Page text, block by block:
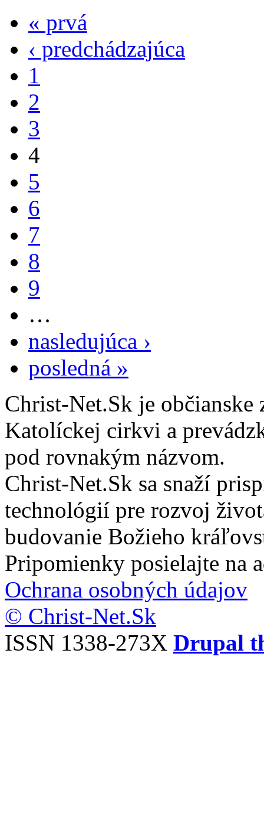
« prvá
‹ predchádzajúca
1
2
3
4
5
6
7
8
9
…
nasledujúca ›
posledná »
Christ-Net.Sk je
Katolíckej cirkvi a
pod rovnakým názvom.
Christ-Net.Sk sa snaží
technológií pre rozvoj
budovanie Božieho
Pripomienky posielajte na
Ochrana osobných údajov
© Christ-Net.Sk
ISSN 1338-273X Drupal